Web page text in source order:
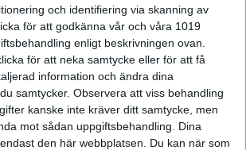
och identifiering via skanning av
för att godkänna vår och våra 1019
enligt beskrivningen ovan.
för att neka samtycke eller för att få
information och ändra dina
samtycker. Observera att viss behandling
kanske inte kräver ditt samtycke, men
mot sådan uppgiftsbehandling. Dina
den här webbplatsen. Du kan när som
50 år - firas med
den 11